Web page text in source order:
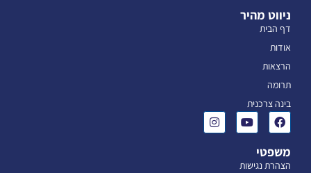
ניווט מהיר
דף הבית
אודות
הרצאות
תרומה
בינה צרכנית
משפטי
הצהרת נגישות